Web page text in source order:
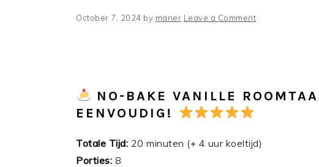
October 7, 2024 by maner Leave a Comment
NO-BAKE VANILLE
EENVOUDIG!
Totale Tijd: 20 minuten (+ 4 uur koeltijd)
Porties: 8